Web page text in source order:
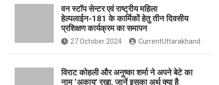
वन स्टॉप सेन्टर एवं राष्ट्रीय महिला
हेल्पलाईन-181 के कार्मिकों हेतु तीन दिवसीय
प्रशिक्षण कार्यक्रम का समापन
27 October 2024 CurrentUttarakhand
विराट कोहली और अनुष्का शर्मा ने अपने बेटे का
नाम ‘अकाय’ रखा, जानें इसका अर्थ क्‍या है